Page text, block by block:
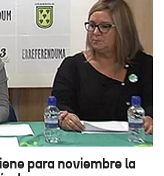
para noviembre la